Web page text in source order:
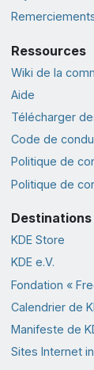
Ressources
Wiki de la
Aide
Télécharger
Code de
Politique de
Politique de
Destinations
KDE Store
KDE e.V.
Fondation «
Calendrier de
Manifeste de
Sites Internet